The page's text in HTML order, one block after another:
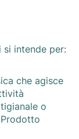
intende per:
che agisce
o